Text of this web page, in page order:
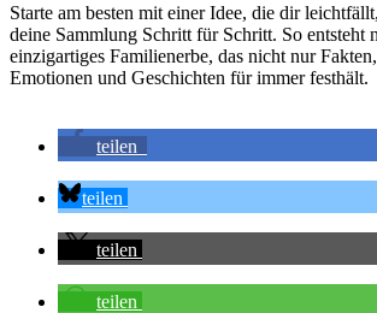
Starte am besten mit einer Idee, die dir
deine Sammlung Schritt für Schritt. So entsteht
einzigartiges Familienerbe, das nicht nur
Emotionen und Geschichten für immer festhält.
teilen
teilen
teilen
teilen